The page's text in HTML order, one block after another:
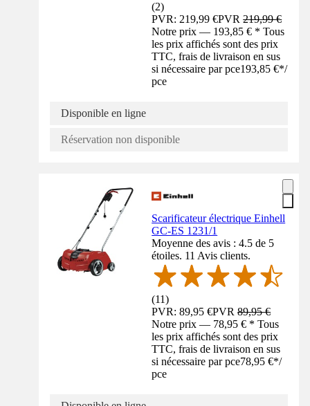
(2)
PVR: 219,99 €PVR219,99 €
Notre prix — 193,85 € * Tous
les prix affichés sont des prix
TTC, frais de livraison en sus
si nécessaire par pce193,85 €*/
pce
Disponible en ligne
Réservation non disponible
Scarificateur électrique Einhell
GC-ES 1231/1
Moyenne des avis : 4.5 de 5
étoiles. 11 Avis clients.
(11)
PVR: 89,95 €PVR89,95 €
Notre prix — 78,95 € * Tous
les prix affichés sont des prix
TTC, frais de livraison en sus
si nécessaire par pce78,95 €*/
pce